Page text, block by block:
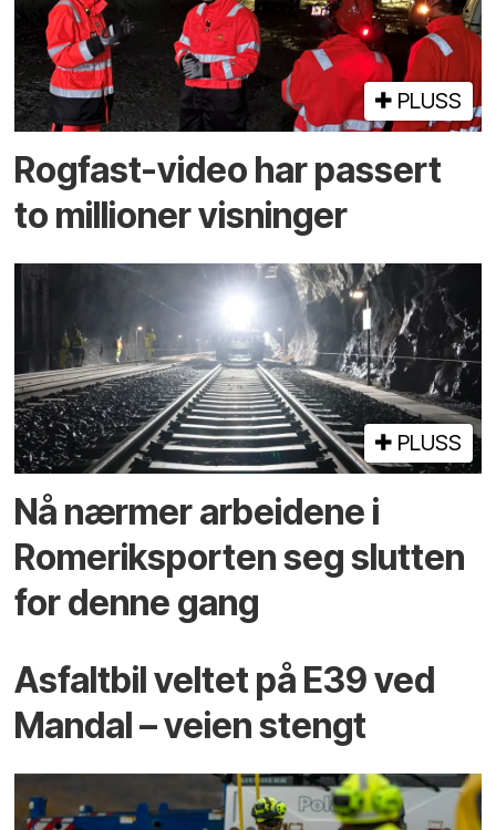
PLUSS
Rogfast-video har passert
to millioner visninger
PLUSS
Nå nærmer arbeidene i
Romeriksporten seg slutten
for denne gang
Asfaltbil veltet på E39 ved
Mandal – veien stengt